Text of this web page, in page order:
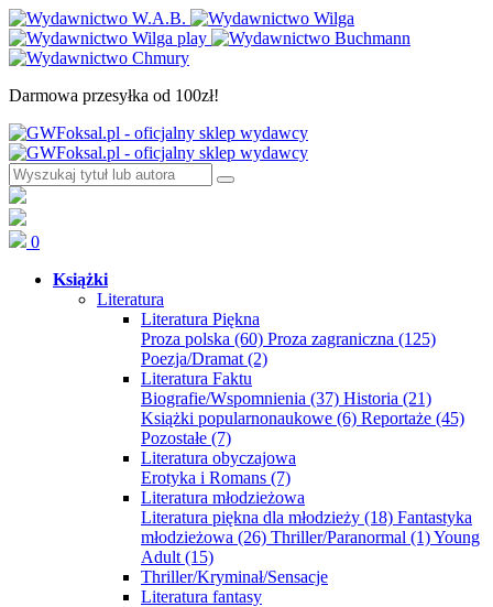
Darmowa przesyłka od 100zł!
0
Książki
Literatura
Literatura Piękna
Proza polska (60) Proza zagraniczna (125)
Poezja/Dramat (2)
Literatura Faktu
Biografie/Wspomnienia (37) Historia (21)
Książki popularnonaukowe (6) Reportaże (45)
Pozostałe (7)
Literatura obyczajowa
Erotyka i Romans (7)
Literatura młodzieżowa
Literatura piękna dla młodzieży (18) Fantastyka
młodzieżowa (26) Thriller/Paranormal (1)Young
Adult (15)
Thriller/Kryminał/Sensacje
Literatura fantasy